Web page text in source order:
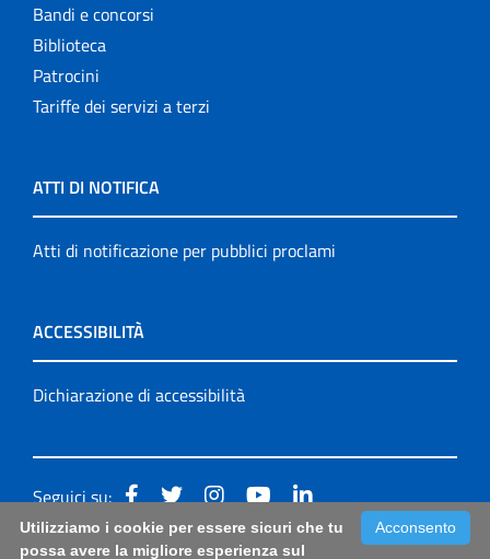
Bandi e concorsi
Biblioteca
Patrocini
Tariffe dei servizi a terzi
ATTI DI NOTIFICA
Atti di notificazione per pubblici proclami
ACCESSIBILITÀ
Dichiarazione di accessibilità
Seguici su:
Accessibilità: form di segnalazione di prima istanza per
Acconsento
Utilizziamo i cookie per essere sicuri che tu
possa avere la migliore esperienza sul